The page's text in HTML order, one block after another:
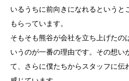
いるうちに前向きになれるというと
もらっています。
そもそも熊谷が会社を立ち上げたの
いうのが一番の理由です。その想い
て、さらに僕たちからスタッフに伝